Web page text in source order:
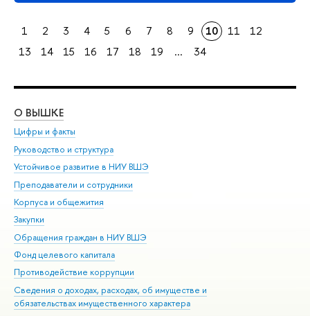
1 2 3 4 5 6 7 8 9 10 11
12
13
14 15 16 17 18 19 ... 34
О ВЫШКЕ
Цифры и факты
Руководство и структура
Устойчивое развитие в НИУ ВШЭ
Преподаватели и сотрудники
Корпуса и общежития
Закупки
Обращения граждан в НИУ ВШЭ
Фонд целевого капитала
Противодействие коррупции
Сведения о доходах, расходах, об имуществе и
обязательствах имущественного характера